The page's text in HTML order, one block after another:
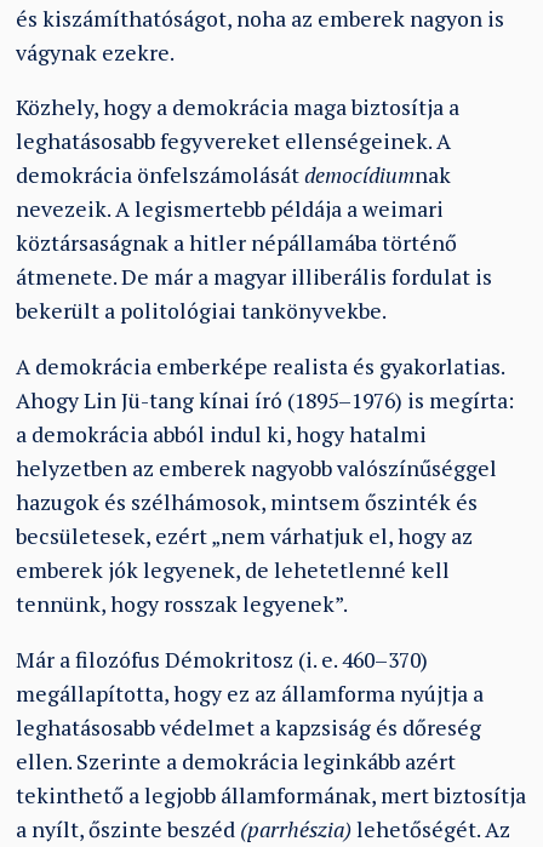
és kiszámíthatóságot, noha az emberek nagyon is
vágynak ezekre.
Közhely, hogy a demokrácia maga biztosítja a
leghatásosabb fegyvereket ellenségeinek. A
demokrácia önfelszámolásátdemocídiumnak
nevezeik. A legismertebb példája a weimari
köztársaságnak a hitler népállamába történő
átmenete. De már a magyar illiberális fordulat is
bekerült a politológiai tankönyvekbe.
A demokrácia emberképe realista és gyakorlatias.
Ahogy Lin Jü-tang kínai író (1895–1976) is megírta:
a demokrácia abból indul ki, hogy hatalmi
helyzetben az emberek nagyobb valószínűséggel
hazugok és szélhámosok, mintsem őszinték és
becsületesek, ezért „nem várhatjuk el, hogy az
emberek jók legyenek, de lehetetlenné kell
tennünk, hogy rosszak legyenek”.
Már a filozófus Démokritosz (i. e. 460–370)
megállapította, hogy ez az államforma nyújtja a
leghatásosabb védelmet a kapzsiság és dőreség
ellen. Szerinte a demokrácia leginkább azért
tekinthető a legjobb államformának, mert biztosítja
a nyílt, őszinte beszéd (parrhészia)lehetőségét. Az